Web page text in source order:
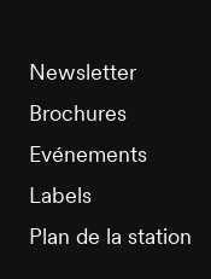
Newsletter
Brochures
Evénements
Labels
Plan de la station